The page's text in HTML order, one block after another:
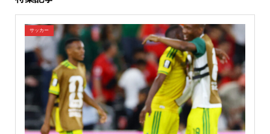
サッカー